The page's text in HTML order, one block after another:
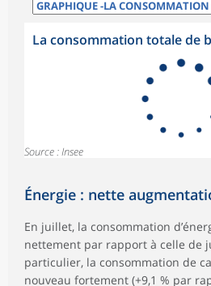
La consommation totale de
Source : Insee
Énergie : nette
En juillet, la consommation
nettement par rapport à celle de
particulier, la consommation de
nouveau fortement (+9,1 % par